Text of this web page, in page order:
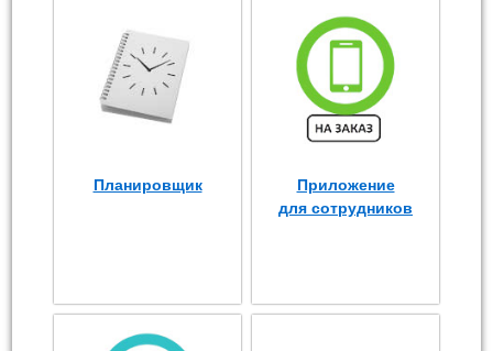
Планировщик
Приложение
для сотрудников